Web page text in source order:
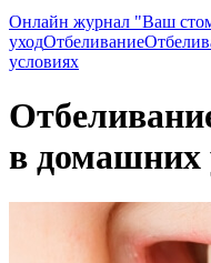
Онлайн журнал "Ваш
уходОтбеливание
условиях
в домашних